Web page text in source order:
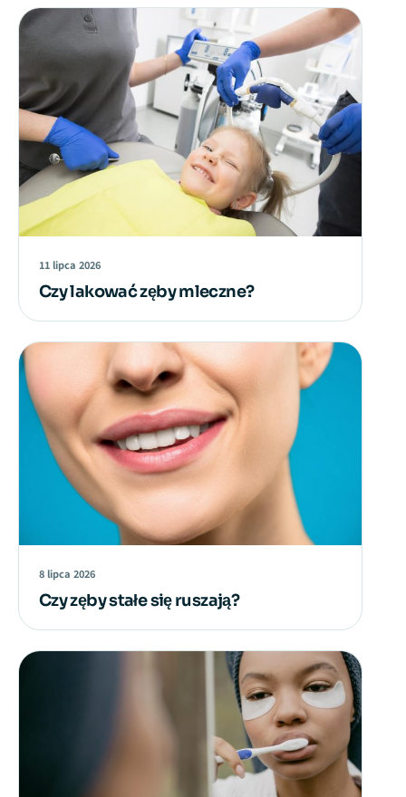
11 lipca 2026
Czy lakować zęby mleczne?
8 lipca 2026
Czy zęby stałe się ruszają?